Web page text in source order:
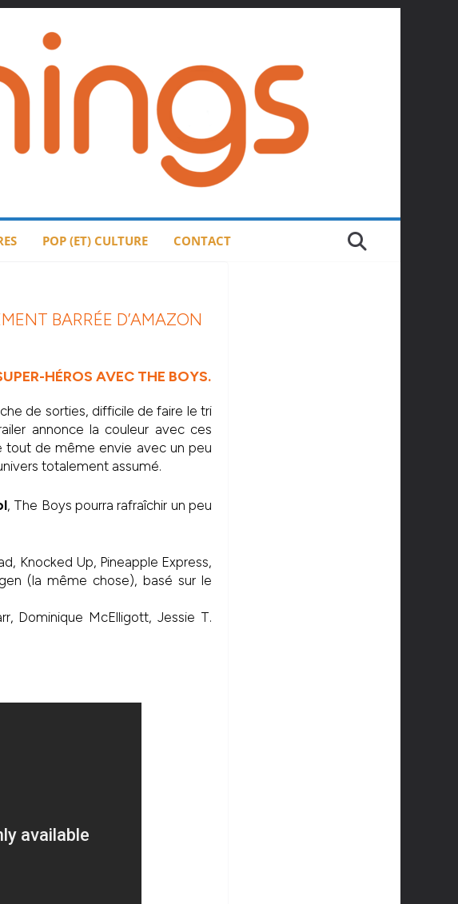
POP (ET) CULTURE CONTACT
BARRÉE D’AMAZON
HÉROS AVEC THE BOYS.
de sorties, difficile de faire le tri
annonce la couleur avec ces
tout de même envie avec un peu
totalement assumé.
, The Boys pourra rafraîchir un peu
Knocked Up, Pineapple Express,
(la même chose), basé sur le
Dominique McElligott, Jessie T.